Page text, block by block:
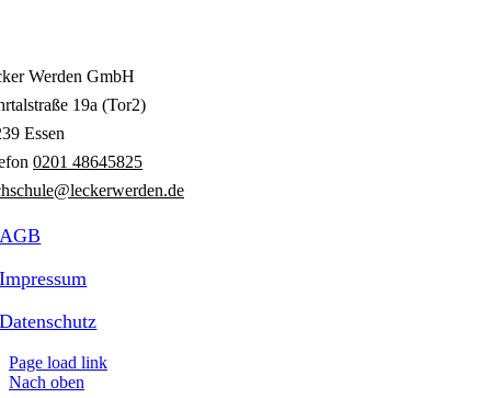
Werden GmbH
19a (Tor2)
Essen
0201 48645825
AGB
Impressum
Datenschutz
Page load link
Nach oben